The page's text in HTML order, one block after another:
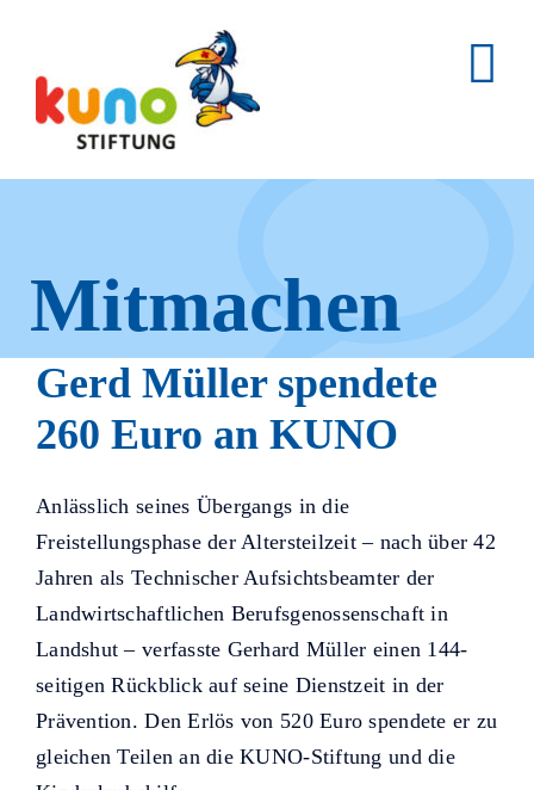
content
Mitmachen
und helfen.
Hier erfahren Sie, wie fleißige
Helfer KUNO bisher unterstützt
haben.
Gerd Müller spendete
260 Euro an KUNO
Anlässlich seines Übergangs in die
Freistellungsphase der Altersteilzeit – nach über 42
Jahren als Technischer Aufsichtsbeamter der
Landwirtschaftlichen Berufsgenossenschaft in
Landshut – verfasste Gerhard Müller einen 144-
seitigen Rückblick auf seine Dienstzeit in der
Prävention. Den Erlös von 520 Euro spendete er zu
gleichen Teilen an die KUNO-Stiftung und die